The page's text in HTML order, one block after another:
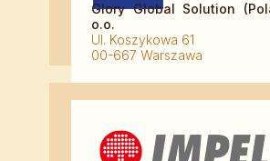
Glory Global Solution
o.o.
Ul. Koszykowa 61
00-667 Warszawa